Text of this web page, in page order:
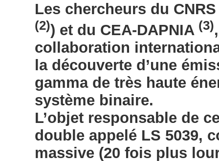
Les chercheurs du
(2)) et du CEA-DAPNIA (3)
collaboration
la découverte d’une
gamma de très haute
système binaire.
L’objet responsable de
double appelé LS 5039,
massive (20 fois plus